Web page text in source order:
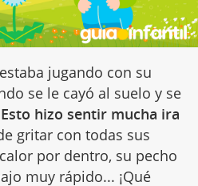
jugando con su
se le cayó al suelo y se
Esto hizo sentir mucha ira
gritar con todas sus
por dentro, su pecho
muy rápido... ¡Qué